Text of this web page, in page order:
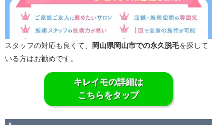
スタッフの対応も良くて、 岡山県岡山市での永久脱毛を探して
いる方はお勧めです。
キレイモの詳細は
こちらをタップ